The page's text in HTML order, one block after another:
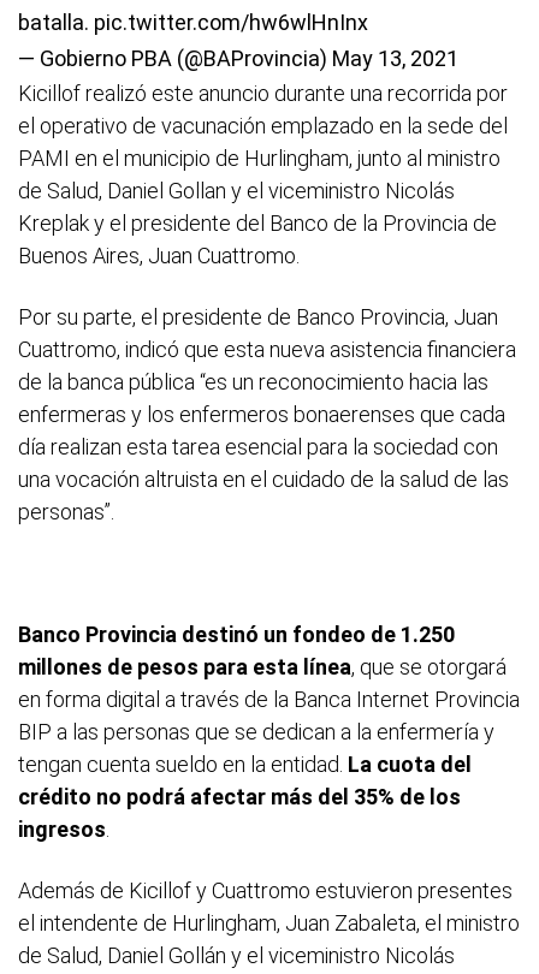
batalla. pic.twitter.com/hw6wlHnInx
— Gobierno PBA (@BAProvincia) May 13, 2021
Kicillof realizó este anuncio durante una recorrida por
el operativo de vacunación emplazado en la sede del
PAMI en el municipio de Hurlingham, junto al ministro
de Salud, Daniel Gollan y el viceministro Nicolás
Kreplak y el presidente del Banco de la Provincia de
Buenos Aires, Juan Cuattromo.
Por su parte, el presidente de Banco Provincia, Juan
Cuattromo, indicó que esta nueva asistencia financiera
de la banca pública “es un reconocimiento hacia las
enfermeras y los enfermeros bonaerenses que cada
día realizan esta tarea esencial para la sociedad con
una vocación altruista en el cuidado de la salud de las
personas”.
Banco Provincia destinó un fondeo de 1.250
millones de pesos para esta línea, que se otorgará
en forma digital a través de la Banca Internet Provincia
BIP a las personas que se dedican a la enfermería y
tengan cuenta sueldo en la entidad. La cuota del
crédito no podrá afectar más del 35% de los
ingresos
Además de Kicillof y Cuattromo estuvieron presentes
el intendente de Hurlingham, Juan Zabaleta, el ministro
de Salud, Daniel Gollán y el viceministro Nicolás